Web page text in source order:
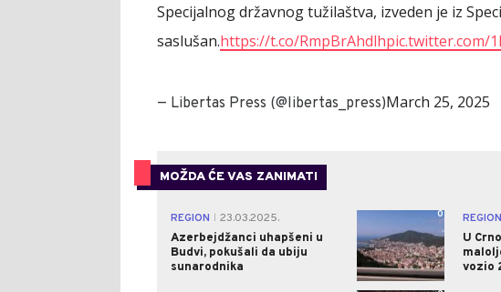
Specijalnog državnog tužilaštva, izveden je iz
saslušan.https://t.co/RmpBrAhdlhpic.twitter.com/
— Libertas Press (@libertas_press)March 25, 2025
MOŽDA ĆE VAS ZANIMATI
REGION
23.03.2025.
Azerbejdžanci uhapšeni u
Budvi, pokušali da ubiju
sunarodnika
0 REGION
U
vozio